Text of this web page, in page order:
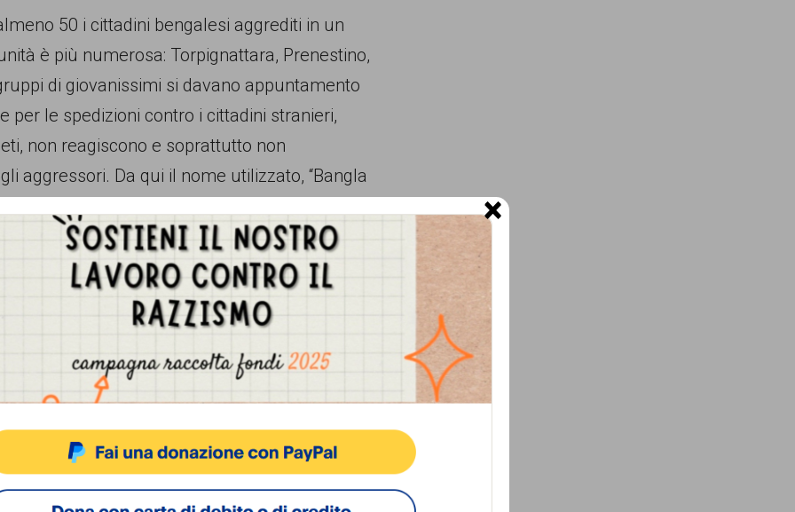
sito fa uso di cookie, anche di terze parti, ma non utilizza alcun cookie di profilazione.
ACCETTA NEGA VISUALIZZA LE PREFERENZE
50 i cittadini bengalesi aggrediti in un
è più numerosa: Torpignattara, Prenestino,
di giovanissimi si davano appuntamento
per le spedizioni contro i cittadini stranieri,
non reagiscono e soprattutto non
aggressori. Da qui il nome utilizzato, “Bangla
a conoscenza della situazione aveva
Angelino Alfano, sottolineando come
come “l’opportunità di compiere un rito di
del 16enne romano arrestato l’estate
allora l’avvocato difensore del
indottrinamento. Il mio assistito rispondeva
i bengalesi per lui non era solo un modo
×